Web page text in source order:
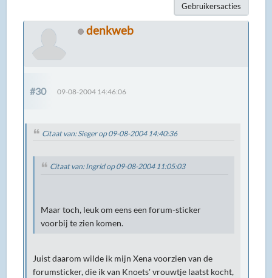
Gebruikersacties
denkweb
#30 09-08-2004 14:46:06
Citaat van: Sieger op 09-08-2004 14:40:36
Citaat van: Ingrid op 09-08-2004 11:05:03
Maar toch, leuk om eens een forum-sticker
voorbij te zien komen.
Juist daarom wilde ik mijn Xena voorzien van de
forumsticker, die ik van Knoets' vrouwtje laatst kocht,